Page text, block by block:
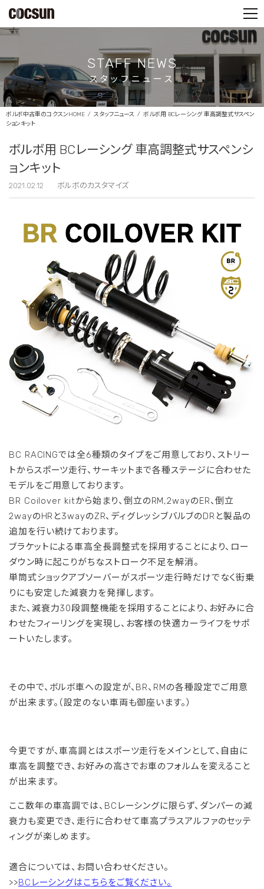
STAFF NEWS
スタッフニュース
ボルボ中古車のコクスンHOME スタッフニュース
ボルボ用 BCレーシング 車高調整式サスペン
ションキット
ボルボ用 BCレーシング 車高調整式サスペンシ
ョンキット
2021.02.12 ボルボのカスタマイズ
BC RACINGでは全6種類のタイプをご用意しており、ストリー
トからスポーツ走行、サーキットまで各種ステージに合わせた
モデルをご用意しております。
BR Coilover kitから始まり、倒立のRM,2wayのER、倒立
2wayのHRと3wayのZR、ディグレッシブバルブのDRと製品の
追加を行い続けております。
ブラケットによる車高全長調整式を採用することにより、ロー
ダウン時に起こりがちなストローク不足を解消。
単筒式ショックアブソーバーがスポーツ走行時だけでなく街乗
りにも安定した減衰力を発揮します。
また、減衰力30段調整機能を採用することにより、お好みに合
わせたフィーリングを実現し、お客様の快適カーライフをサポ
ートいたします。
その中で、ボルボ車への設定が、BR、RMの各種設定でご用意
が出来ます。（設定のない車両も御座います。）
今更ですが、車高調とはスポーツ走行をメインとして、自由に
車高を調整でき、お好みの高さでお車のフォルムを変えること
が出来ます。
ここ数年の車高調では、BCレーシングに限らず、ダンパーの減
衰力も変更でき、走行に合わせて車高プラスアルファのセッテ
ィングが楽しめます。
適合については、お問い合わせください。
>>BCレーシングはこちらをご覧ください。